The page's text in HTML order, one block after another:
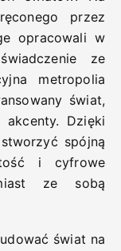
przez
opracowali w
ze
metropolia
świat,
akcenty. Dzięki
spójną
i cyfrowe
ze sobą
świat na